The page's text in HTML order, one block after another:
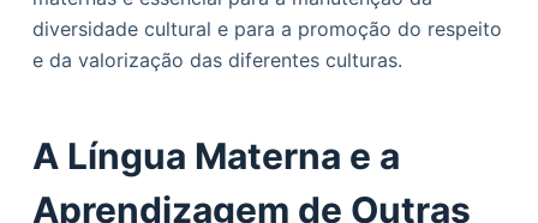
diversidade cultural e para a promoção do respeito
e da valorização das diferentes culturas.
A Língua Materna e a
Aprendizagem de Outras